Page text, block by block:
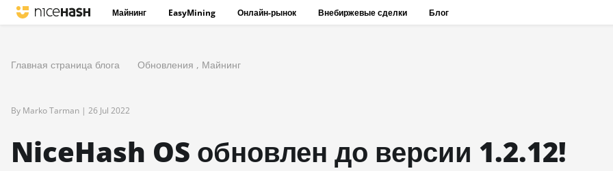
Майнинг EasyMining Онлайн-рынок Внебиржевые сделки Блог
Главная страница блога Обновления , Майнинг
By Marko Tarman | 26 Jul 2022
NiceHash OS обновлен до версии 1.2.12!